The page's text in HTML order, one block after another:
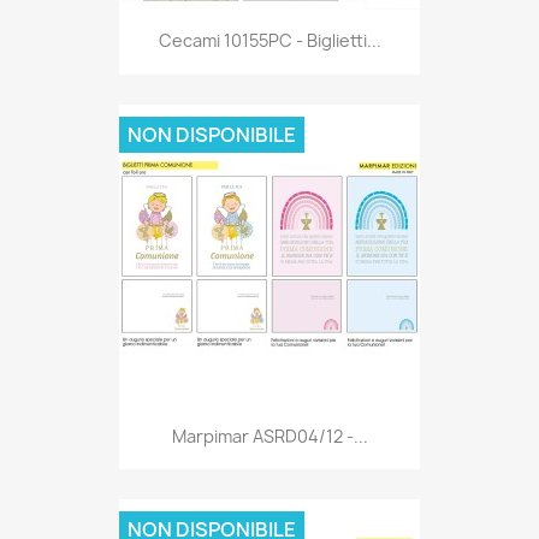
Anteprima
Cecami 10155PC - Biglietti...
Anteprima
Marpimar ASRD04/12 -...
NON DISPONIBILE
NON DISPONIBILE